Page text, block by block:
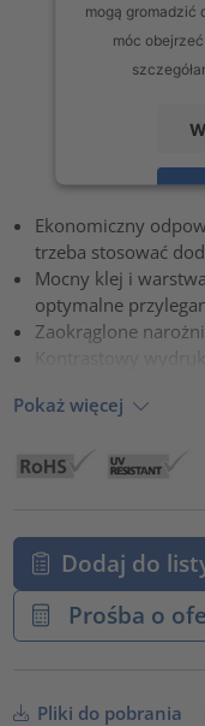
mogą gromadzić
móc
powered by
Ekonomiczny
trzeba stosować
Mocny klej i
optymalne
Zaokrąglone
Pokaż więcej
Dodaj do
Prośba o
Pliki do pobrania